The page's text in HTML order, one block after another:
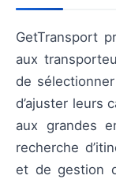
GetTransport
aux
de
d’ajuster leurs
aux grandes
recherche
et de gestion